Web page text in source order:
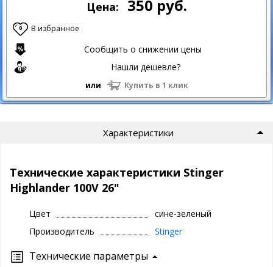
Цена: 350 руб.
0 В избранное
Сообщить о снижении цены
Нашли дешевле?
или Купить в 1 клик
Характеристики
Технические характеристики Stinger
Highlander 100V 26"
Цвет
сине-зеленый
Производитель
Stinger
Технические параметры